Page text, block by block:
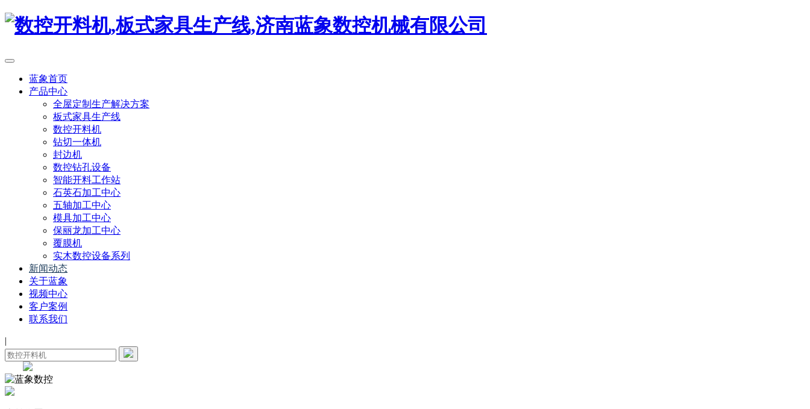
蓝象首页
产品中心
全屋定制生产解决方案
板式家具生产线
数控开料机
钻切一体机
封边机
数控钻孔设备
智能开料工作站
石英石加工中心
五轴加工中心
模具加工中心
保丽龙加工中心
覆膜机
实木数控设备系列
新闻动态
关于蓝象
视频中心
客户案例
联系我们
|